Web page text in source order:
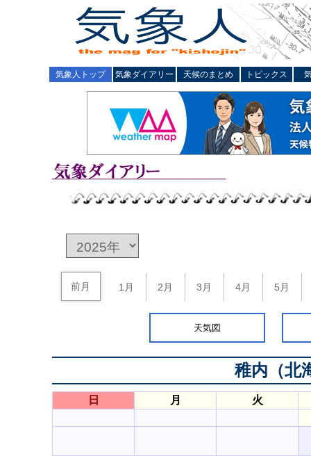
気象人トップ 気象ダイアリー 天候のまとめ トピックス
前月 1月 2月 3月 4月 5月
天気図
稚内（北
日 月 火